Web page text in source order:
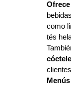
como
tés